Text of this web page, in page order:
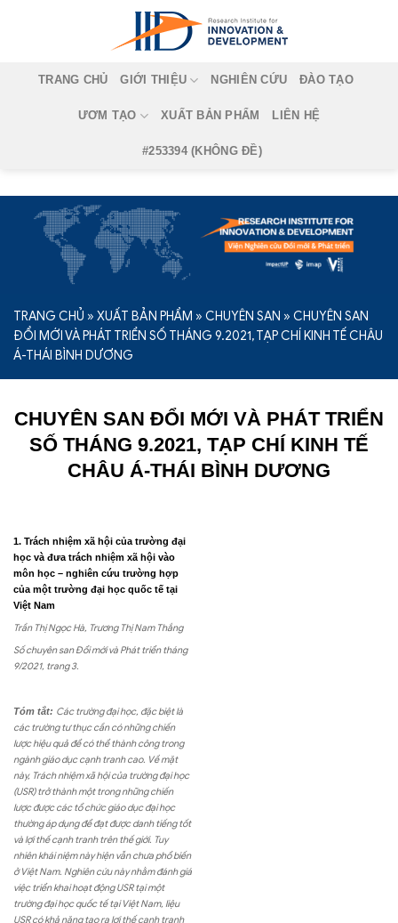
TRANG CHỦ GIỚI THIỆU NGHIÊN CỨU ĐÀO TẠO
ƯƠM TẠO XUẤT BẢN PHẨM LIÊN HỆ
#253394 (KHÔNG ĐỀ)
TRANG CHỦ » XUẤT BẢN PHẨM » CHUYÊN SAN » CHUYÊN SAN
ĐỔI MỚI VÀ PHÁT TRIỂN SỐ THÁNG 9.2021, TẠP CHÍ KINH TẾ CHÂU
Á-THÁI BÌNH DƯƠNG
CHUYÊN SAN ĐỔI MỚI VÀ PHÁT TRIỂN
SỐ THÁNG 9.2021, TẠP CHÍ KINH TẾ
CHÂU Á-THÁI BÌNH DƯƠNG
1. Trách nhiệm xã hội của trường đại
học và đưa trách nhiệm xã hội vào
môn học – nghiên cứu trường hợp
của một trường đại học quốc tế tại
Việt Nam
Trần Thị Ngọc Hà, Trương Thị Nam Thắng
Số chuyên san Đổi mới và Phát triển tháng
9/2021, trang 3.
Tóm tắt: Các trường đại học, đặc biệt là
các trường tư thục cần có những chiến
lược hiệu quả để có thể thành công trong
ngành giáo dục cạnh tranh cao. Về mặt
này, Trách nhiệm xã hội của trường đại học
(USR) trở thành một trong những chiến
lược được các tổ chức giáo dục đại học
thường áp dụng để đạt được danh tiếng tốt
và lợi thế cạnh tranh trên thế giới. Tuy
nhiên khái niệm này hiện vẫn chưa phổ biến
ở Việt Nam. Nghiên cứu này nhằm đánh giá
việc triển khai hoạt động USR tại một
trường đại học quốc tế tại Việt Nam, liệu
USR có khả năng tạo ra lợi thế cạnh tranh